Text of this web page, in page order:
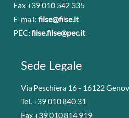
Fax +39 010 542 335
E-mail: filse@filse.it
PEC: filse.filse@pec.it
Sede Legale
Via Peschiera 16 - 16122
Tel. +39 010 840 31
Fax +39 010 814 919